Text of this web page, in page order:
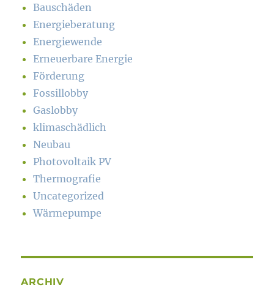
Bauschäden
Energieberatung
Energiewende
Erneuerbare Energie
Förderung
Fossillobby
Gaslobby
klimaschädlich
Neubau
Photovoltaik PV
Thermografie
Uncategorized
Wärmepumpe
ARCHIV